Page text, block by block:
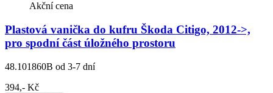
Akční cena
Plastová vanička do kufru Škoda Citigo, 2012->,
pro spodní část úložného prostoru
48.101860B od 3-7 dní
394,- Kč